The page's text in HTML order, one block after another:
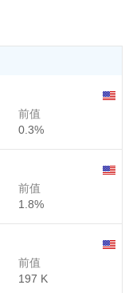
前值
0.3%
前值
1.8%
前值
197 K